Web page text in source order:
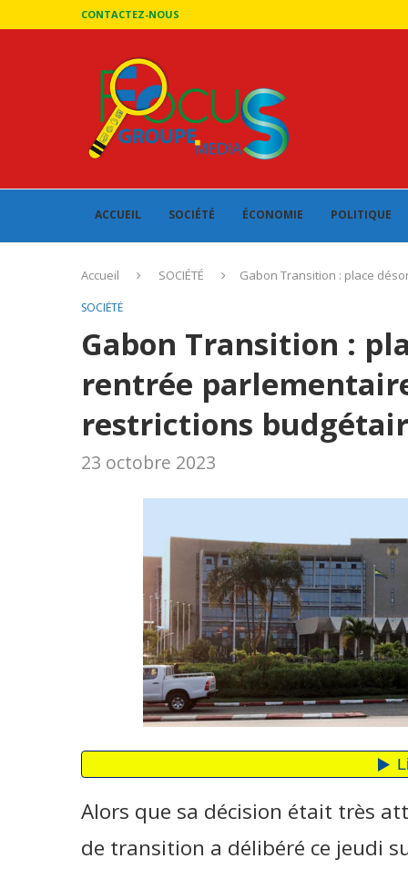
CONTACTEZ-NOUS
ACCUEIL SOCIÉTÉ ÉCONOMIE POLITIQUE
Accueil SOCIÉTÉ Gabon Transition : place
SOCIÉTÉ
Gabon Transition :
rentrée
restrictions
23 octobre 2023
Alors que sa décision était très
de transition a délibéré ce jeudi